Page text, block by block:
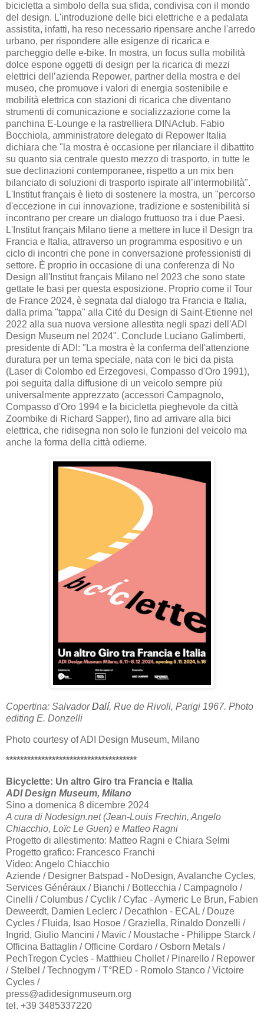
bicicletta a simbolo della sua sfida, condivisa con il mondo
del design. L'introduzione delle bici elettriche e a pedalata
assistita, infatti, ha reso necessario ripensare anche l'arredo
urbano, per rispondere alle esigenze di ricarica e
parcheggio delle e-bike. In mostra, un focus sulla mobilità
dolce espone oggetti di design per la ricarica di mezzi
elettrici dell’azienda Repower, partner della mostra e del
museo, che promuove i valori di energia sostenibile e
mobilità elettrica con stazioni di ricarica che diventano
strumenti di comunicazione e socializzazione come la
panchina E-Lounge e la rastrelliera DINAclub. Fabio
Bocchiola, amministratore delegato di Repower Italia
dichiara che "la mostra è occasione per rilanciare il dibattito
su quanto sia centrale questo mezzo di trasporto, in tutte le
sue declinazioni contemporanee, rispetto a un mix ben
bilanciato di soluzioni di trasporto ispirate all’intermobilità".
L'Institut français è lieto di sostenere la mostra, un "percorso
d'eccezione in cui innovazione, tradizione e sostenibilità si
incontrano per creare un dialogo fruttuoso tra i due Paesi.
L'Institut français Milano tiene a mettere in luce il Design tra
Francia e Italia, attraverso un programma espositivo e un
ciclo di incontri che pone in conversazione professionisti di
settore. È proprio in occasione di una conferenza di No
Design all'Institut français Milano nel 2023 che sono state
gettate le basi per questa esposizione. Proprio come il Tour
de France 2024, è segnata dal dialogo tra Francia e Italia,
dalla prima "tappa" alla Cité du Design di Saint-Etienne nel
2022 alla sua nuova versione allestita negli spazi dell'ADI
Design Museum nel 2024". Conclude Luciano Galimberti,
presidente di ADI: "La mostra è la conferma dell'attenzione
duratura per un tema speciale, nata con le bici da pista
(Laser di Colombo ed Erzegovesi, Compasso d'Oro 1991),
poi seguita dalla diffusione di un veicolo sempre più
universalmente apprezzato (accessori Campagnolo,
Compasso d'Oro 1994 e la bicicletta pieghevole da città
Zoombike di Richard Sapper), fino ad arrivare alla bici
elettrica, che ridisegna non solo le funzioni del veicolo ma
anche la forma della città odierne.
Copertina: SalvadorDalí, Rue de Rivoli, Parigi 1967. Photo
editing E. Donzelli
Photo courtesy of ADI Design Museum, Milano
*************************************
Bicyclette: Un altro Giro tra Francia e Italia
ADI Design Museum, Milano
Sino a domenica 8 dicembre 2024
A cura di Nodesign.net (Jean-Louis Frechin, Angelo
Chiacchio, Loïc Le Guen) e Matteo Ragni
Progetto di allestimento: Matteo Ragni e Chiara Selmi
Progetto grafico: Francesco Franchi
Video: Angelo Chiacchio
Aziende / Designer Batspad - NoDesign, Avalanche Cycles,
Services Généraux / Bianchi / Bottecchia / Campagnolo /
Cinelli / Columbus / Cyclik / Cyfac - Aymeric Le Brun, Fabien
Deweerdt, Damien Leclerc / Decathlon - ECAL / Douze
Cycles / Fluida, Isao Hosoe / Graziella, Rinaldo Donzelli /
Ingrid, Giulio Mancini / Mavic / Moustache - Philippe Starck /
Officina Battaglin / Officine Cordaro / Osborn Metals /
PechTregon Cycles - Matthieu Chollet / Pinarello / Repower
/ Stelbel / Technogym / T°RED - Romolo Stanco / Victoire
Cycles /
press@adidesignmuseum.org
tel. +39 3485337220